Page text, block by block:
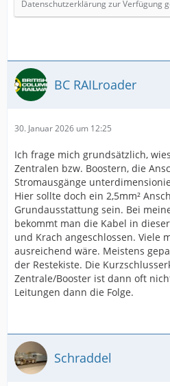
Datenschutzerklärung zur Verfügung
BC RAILroader
30. Januar 2026 um 12:25
Ich frage mich grundsätzlich,
Zentralen bzw. Boostern, die
Stromausgänge
Hier sollte doch ein 2,5mm²
Grundausstattung sein. Bei
bekommt man die Kabel in
und Krach angeschlossen. Viele
ausreichend wäre. Meistens
der Restekiste. Die
Zentrale/Booster ist dann oft
Leitungen dann die Folge.
Schraddel